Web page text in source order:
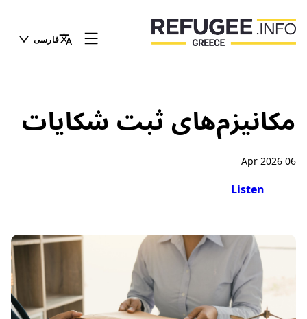
فارسی
مکانیزم‌های ثبت شکایات
06 Apr 2026
Listen